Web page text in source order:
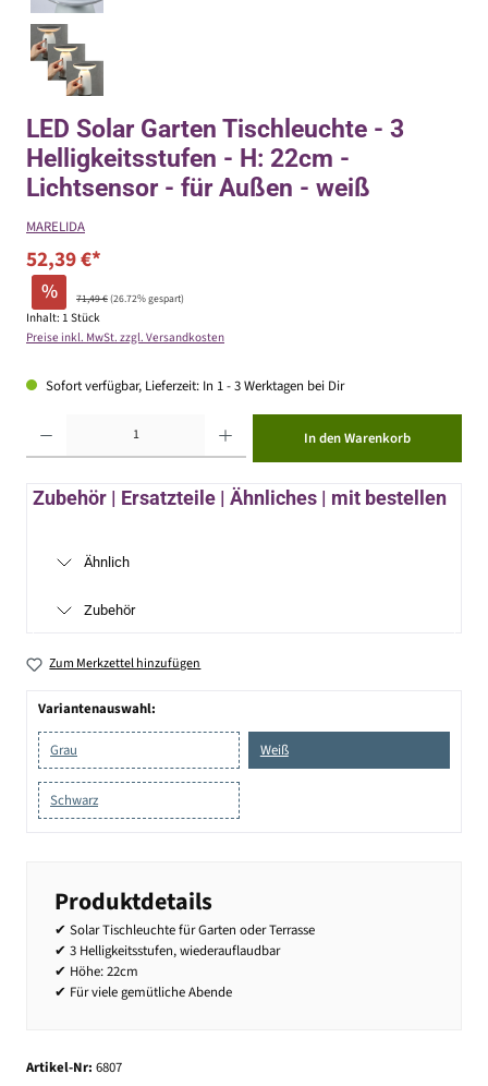
LED Solar Garten Tischleuchte - 3
Helligkeitsstufen - H: 22cm -
Lichtsensor - für Außen - weiß
MARELIDA
52,39 €*
% 71,49 €(26.72% gespart)
Inhalt: 1 Stück
Preise inkl. MwSt. zzgl. Versandkosten
Sofort verfügbar, Lieferzeit: In 1 - 3 Werktagen bei Dir
In den Warenkorb
Zubehör | Ersatzteile | Ähnliches | mit bestellen
Ähnlich
Zubehör
Zum Merkzettel hinzufügen
Variantenauswahl:
Grau Weiß
Schwarz
Produktdetails
✔ Solar Tischleuchte für Garten oder Terrasse
✔ 3 Helligkeitsstufen, wiederauflaudbar
✔ Höhe: 22cm
✔ Für viele gemütliche Abende
Artikel-Nr: 6807